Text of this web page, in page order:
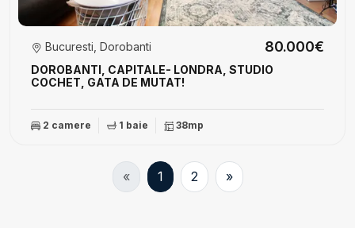
DOROBANTI, CAPITALE- LONDRA, STUDIO
COCHET, GATA DE MUTAT!
Bucuresti, Dorobanti 80.000€
2 camere 1 baie 38mp
« 1 2 »